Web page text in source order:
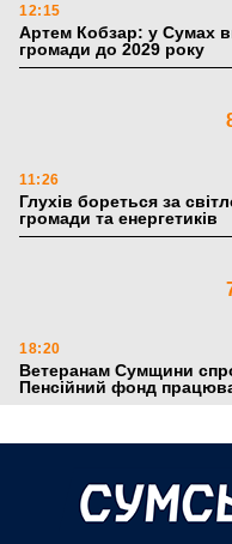
12:15
Артем Кобзар: у Сумах
громади до 2029 року
11:26
Глухів бореться за
громади та енергетиків
18:20
Ветеранам Сумщини
Пенсійний фонд